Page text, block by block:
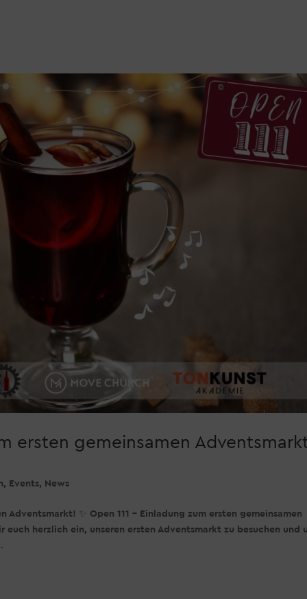
ersten gemeinsamen
, Events, News
Adventsmarkt! ✨ Open 111 – Einladung zum ersten gemeinsamen
euch herzlich ein, unseren ersten Adventsmarkt zu besuchen und